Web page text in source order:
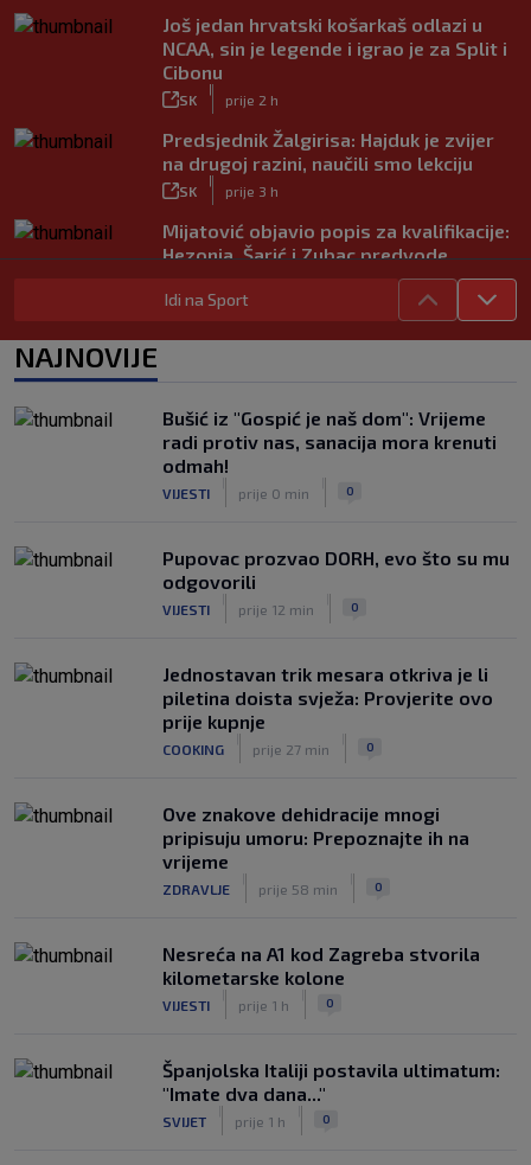
Još jedan hrvatski košarkaš odlazi u
NCAA, sin je legende i igrao je za Split i
Cibonu
SK prije 2 h
Predsjednik Žalgirisa: Hajduk je zvijer
na drugoj razini, naučili smo lekciju
SK prije 3 h
Mijatović objavio popis za kvalifikacije:
Hezonja, Šarić i Zubac predvode
SK
|
prije 4 h
Benfica ponovno želi Šutala?
SK prije 7 h
Znate li kad je Hajduk u Europi zadnji
put dao pet golova? Igrali su Vlašić i
Balić, a trener je bio Burić
Idi na Sport
NAJNOVIJE
Bušić iz "Gospić je naš dom": Vrijeme
radi protiv nas, sanacija mora krenuti
odmah!
VIJESTI prije 0 min 0
Pupovac prozvao DORH, evo što su mu
odgovorili
VIJESTI prije 12 min 0
Jednostavan trik mesara otkriva je li
piletina doista svježa: Provjerite ovo
prije kupnje
COOKING prije 27 min 0
Ove znakove dehidracije mnogi
pripisuju umoru: Prepoznajte ih na
vrijeme
ZDRAVLJE prije 58 min 0
Nesreća na A1 kod Zagreba stvorila
kilometarske kolone
VIJESTI prije 1 h 0
Španjolska Italiji postavila ultimatum:
"Imate dva dana..."
SVIJET prije 1 h 0